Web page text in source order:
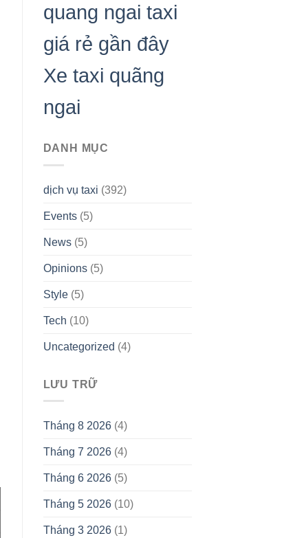
quang ngai taxi
giá rẻ gần đây
Xe taxi quãng
ngai
DANH MỤC
dịch vụ taxi (392)
Events(5)
News(5)
Opinions(5)
Style(5)
Tech (10)
Uncategorized (4)
LƯU TRỮ
Tháng 8 2026(4)
Tháng 7 2026(4)
Tháng 6 2026(5)
Tháng 5 2026(10)
Tháng 3 2026(1)